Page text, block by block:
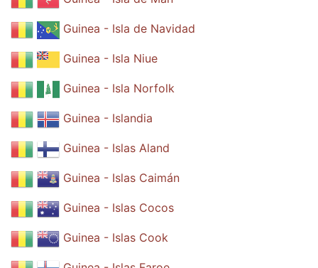
Guinea - Isla de Navidad
Guinea - Isla Niue
Guinea - Isla Norfolk
Guinea - Islandia
Guinea - Islas Aland
Guinea - Islas Caimán
Guinea - Islas Cocos
Guinea - Islas Cook